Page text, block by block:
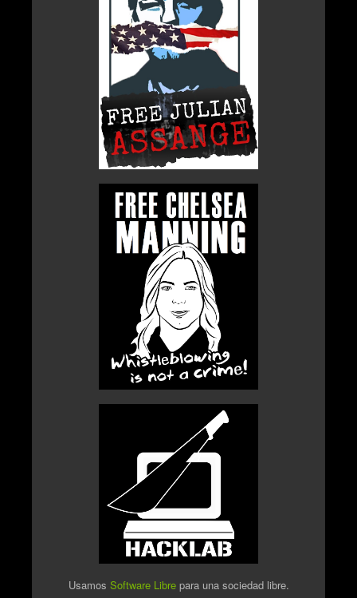
Usamos Software Librepara una sociedad libre.